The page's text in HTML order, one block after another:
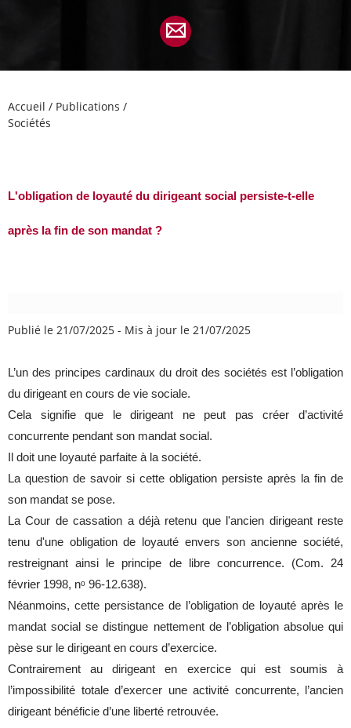
Accueil / Publications /
Sociétés
L'obligation de loyauté du dirigeant social persiste-t-elle
après la fin de son mandat ?
Publié le 21/07/2025 - Mis à jour le 21/07/2025
L’un des principes cardinaux du droit des sociétés est l’obligation
du dirigeant en cours de vie sociale.
Cela signifie que le dirigeant ne peut pas créer d’activité
concurrente pendant son mandat social.
Il doit une loyauté parfaite à la société.
La question de savoir si cette obligation persiste après la fin de
son mandat se pose.
La Cour de cassation a déjà retenu que l'ancien dirigeant reste
tenu d'une obligation de loyauté envers son ancienne société,
restreignant ainsi le principe de libre concurrence. (Com. 24
février 1998, nᵒ 96-12.638).
Néanmoins, cette persistance de l’obligation de loyauté après le
mandat social se distingue nettement de l’obligation absolue qui
pèse sur le dirigeant en cours d’exercice.
Contrairement au dirigeant en exercice qui est soumis à
l’impossibilité totale d’exercer une activité concurrente, l’ancien
dirigeant bénéficie d’une liberté retrouvée.